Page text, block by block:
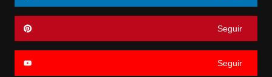
Seguir
Seguir